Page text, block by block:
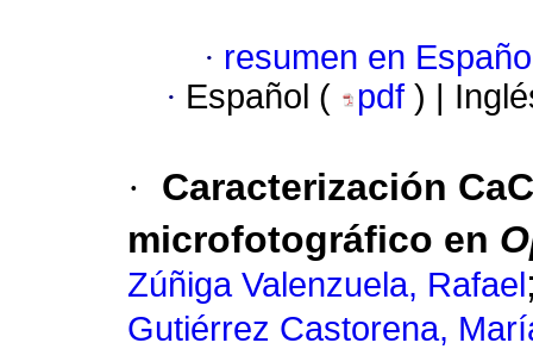
· resumen en
· Español ( pdf ) |
·
Caracterización
microfotográfico en
Zúñiga Valenzuela, Rafael
Gutiérrez Castorena,